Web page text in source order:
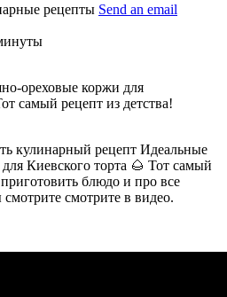
рецепты Send an email
кулинарный рецепт Идеальные
Киевского торта 🌰 Тот самый
блюдо и про все
смотрите в видео.